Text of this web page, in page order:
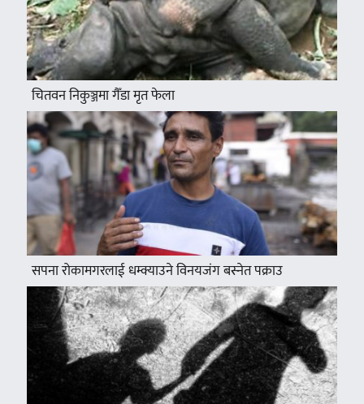
चितवन निकुञ्जमा गैँडा मृत फेला
सपना रोकामगरलाई धम्क्याउने विनयजंग बस्नेत पक्राउ